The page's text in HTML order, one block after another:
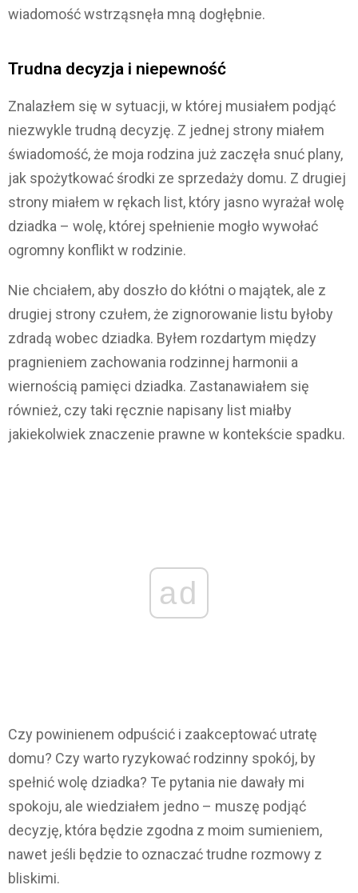
wiadomość wstrząsnęła mną dogłębnie.
Trudna decyzja i niepewność
Znalazłem się w sytuacji, w której musiałem podjąć
niezwykle trudną decyzję. Z jednej strony miałem
świadomość, że moja rodzina już zaczęła snuć plany,
jak spożytkować środki ze sprzedaży domu. Z drugiej
strony miałem w rękach list, który jasno wyrażał wolę
dziadka – wolę, której spełnienie mogło wywołać
ogromny konflikt w rodzinie.
Nie chciałem, aby doszło do kłótni o majątek, ale z
drugiej strony czułem, że zignorowanie listu byłoby
zdradą wobec dziadka. Byłem rozdartym między
pragnieniem zachowania rodzinnej harmonii a
wiernością pamięci dziadka. Zastanawiałem się
również, czy taki ręcznie napisany list miałby
jakiekolwiek znaczenie prawne w kontekście spadku.
ad
Czy powinienem odpuścić i zaakceptować utratę
domu? Czy warto ryzykować rodzinny spokój, by
spełnić wolę dziadka? Te pytania nie dawały mi
spokoju, ale wiedziałem jedno – muszę podjąć
decyzję, która będzie zgodna z moim sumieniem,
nawet jeśli będzie to oznaczać trudne rozmowy z
bliskimi.